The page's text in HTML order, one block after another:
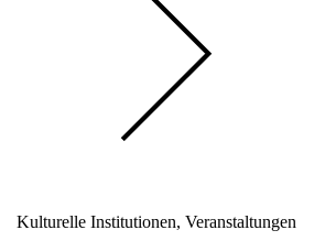
Kulturelle Institutionen, Veranstaltungen